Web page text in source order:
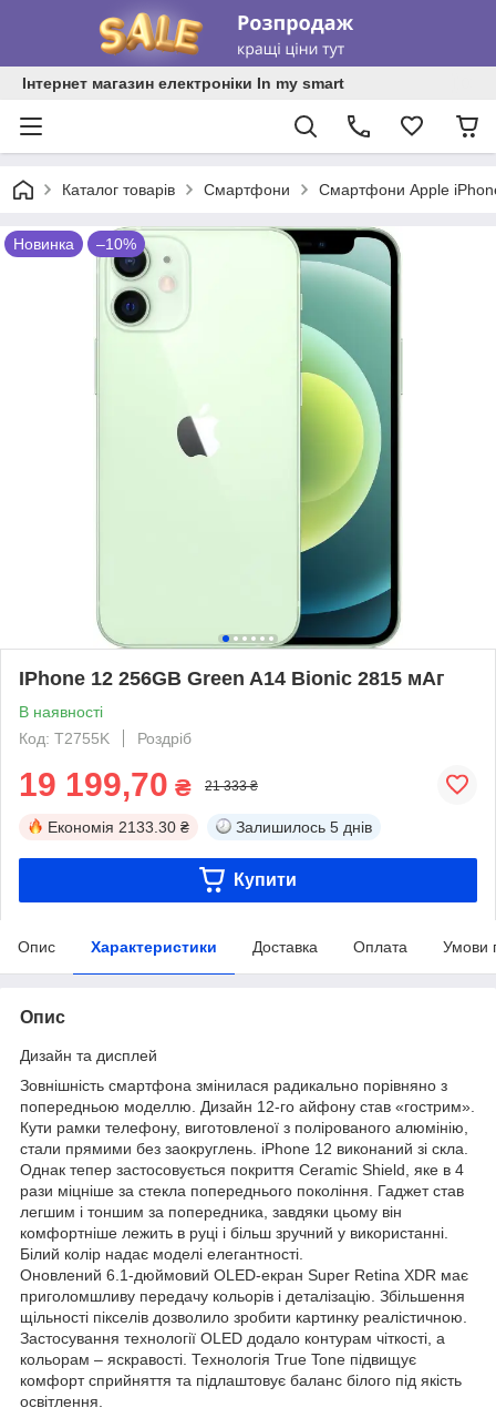
Інтернет магазин електроніки In my smart
Каталог товарів Смартфони Смартфони Apple
Новинка –10%
IPhone 12 256GB Green A14 Bionic 2815 мАг
В наявності
Код: T2755K
Роздріб
19 199,70 ₴ 21 333 ₴
Економія 2133.30 ₴ Залишилось 5 днів
Купити
Опис Характеристики Доставка Оплата Умови
Опис
Дизайн та дисплей
Зовнішність смартфона змінилася радикально порівняно з
попередньою моделлю. Дизайн 12-го айфону став «гострим».
Кути рамки телефону, виготовленої з полірованого алюмінію,
стали прямими без заокруглень. iPhone 12 виконаний зі скла.
Однак тепер застосовується покриття Ceramic Shield, яке в 4
рази міцніше за стекла попереднього покоління. Гаджет став
легшим і тоншим за попередника, завдяки цьому він
комфортніше лежить в руці і більш зручний у використанні.
Білий колір надає моделі елегантності.
Оновлений 6.1-дюймовий OLED-екран Super Retina XDR має
приголомшливу передачу кольорів і деталізацію. Збільшення
щільності пікселів дозволило зробити картинку реалістичною.
Застосування технології OLED додало контурам чіткості, а
кольорам – яскравості. Технологія True Tone підвищує
комфорт сприйняття та підлаштовує баланс білого під якість
освітлення.